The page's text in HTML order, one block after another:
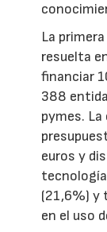
La
resuelta
financiar
388
pymes.
euros y
(21,6%) y
en el uso